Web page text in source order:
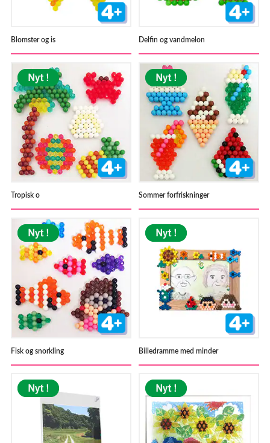
Blomster og is Delfin og vandmelon
Tropisk o Sommer forfriskninger
Fisk og snorkling Billedramme med minder